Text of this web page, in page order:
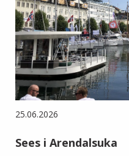
25.06.2026
Sees i Arendalsuka